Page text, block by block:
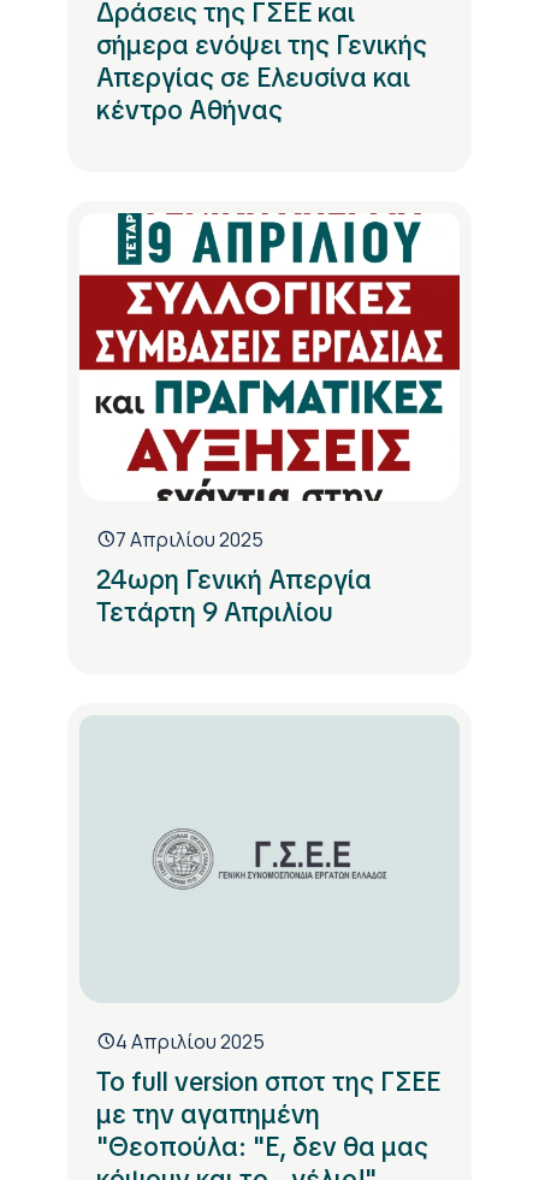
Δράσεις της ΓΣΕΕ και
σήμερα ενόψει της Γενικής
Απεργίας σε Ελευσίνα και
κέντρο Αθήνας
7 Απριλίου 2025
24ωρη Γενική Απεργία
Τετάρτη 9 Απριλίου
4 Απριλίου 2025
Το full version σποτ της ΓΣΕΕ
με την αγαπημένη
"Θεοπούλα: "Ε, δεν θα μας